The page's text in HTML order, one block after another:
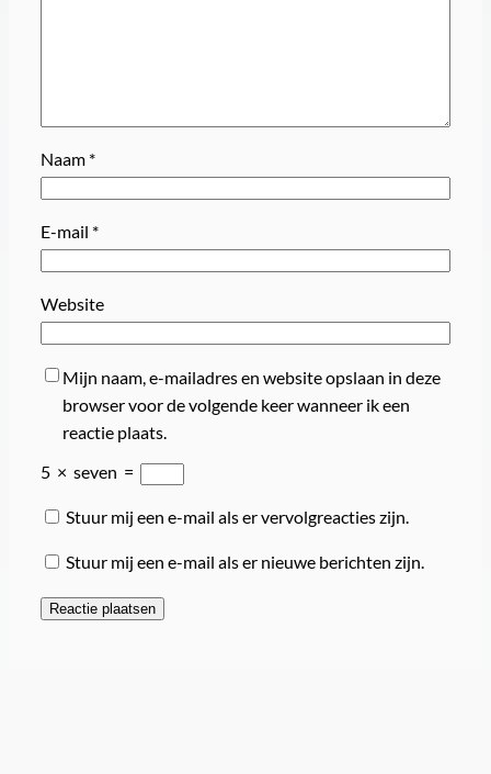
Naam *
E-mail *
Website
Mijn naam, e-mailadres en website opslaan in deze
browser voor de volgende keer wanneer ik een
reactie plaats.
5 × seven =
Stuur mij een e-mail als er vervolgreacties zijn.
Stuur mij een e-mail als er nieuwe berichten zijn.